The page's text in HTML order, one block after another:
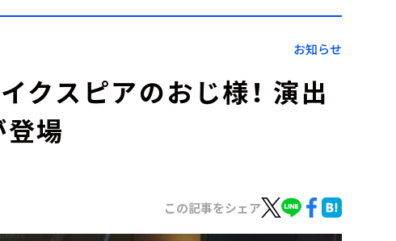
Podcast
YouTube
お知らせ
クスピアのおじ様！ 演出
場
この記事をシェア